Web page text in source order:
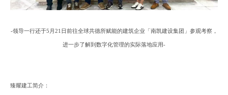
-领导一行还于5 月21 日前往全球共德所赋能的建筑企业 「南凯建设集团 」 参观考察，
进一步了解到数字化管理的实际落地应用-
臻耀建工简介 ：